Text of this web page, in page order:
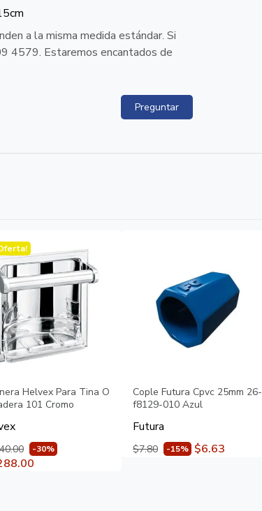
a la misma medida estándar. Si
4579. Estaremos encantados de
Preguntar
Helvex Para Tina O
101 Cromo
-30%
Cople Futura Cpvc 25mm 26-
f8129-010 Azul
Futura
$7.80 -15% $6.63